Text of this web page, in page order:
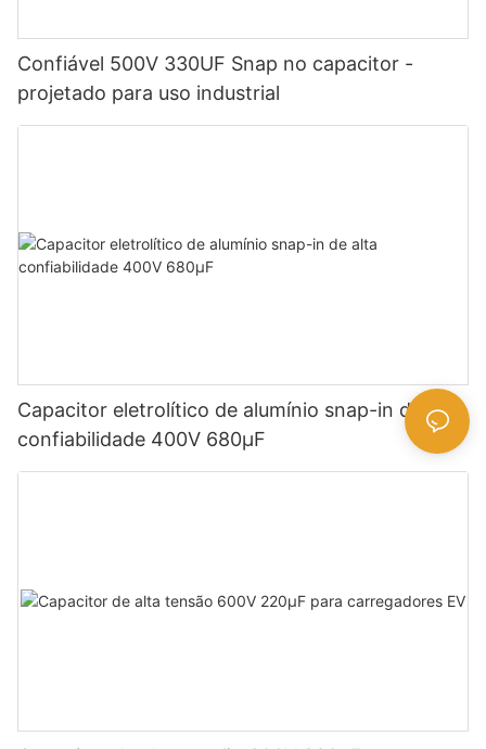
Confiável 500V 330UF Snap no capacitor -
projetado para uso industrial
Capacitor eletrolítico de alumínio snap-in de alta
confiabilidade 400V 680µF